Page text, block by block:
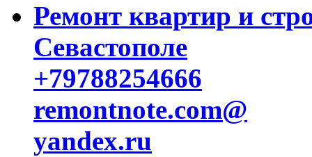
Ремонт квартир и
Севастополе
+79788254666
remontnote.com@
yandex.ru